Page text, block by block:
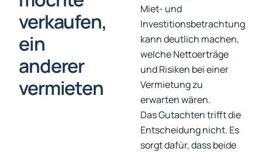
verkaufen,
ein
anderer
vermieten
Miet- und
Investitionsbetrachtung
kann deutlich machen,
welche Nettoerträge
und Risiken bei einer
Vermietung zu
erwarten wären.
Das Gutachten trifft die
Entscheidung nicht. Es
sorgt dafür, dass beide